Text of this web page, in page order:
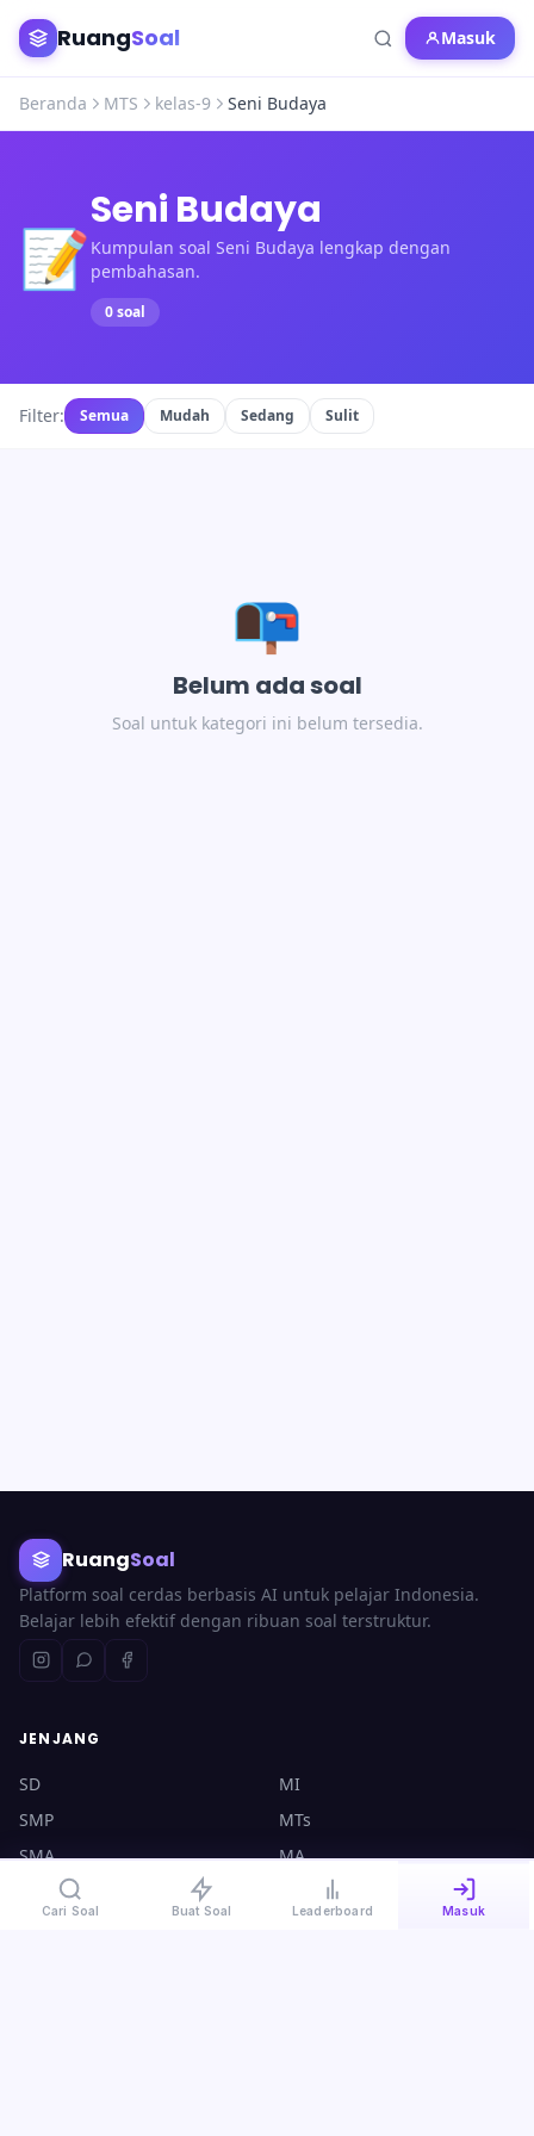
RuangSoal Masuk
Beranda MTS kelas-9 Seni Budaya
📝
Seni Budaya
Kumpulan soal Seni Budaya lengkap dengan
pembahasan.
0 soal
Filter: Semua Mudah Sedang Sulit
📭
Belum ada soal
Soal untuk kategori ini belum tersedia.
RuangSoal
Platform soal cerdas berbasis AI untuk pelajar Indonesia.
Belajar lebih efektif dengan ribuan soal terstruktur.
JENJANG
SD
MI
SMP
MTs
SMA
MA
UTBK
Cari Soal Buat Soal Leaderboard Masuk